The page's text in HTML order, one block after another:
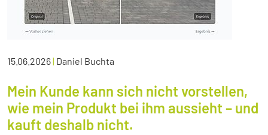
15.06.2026| Daniel Buchta
Mein Kunde kann sich nicht vorstellen,
wie mein Produkt bei ihm aussieht – und
kauft deshalb nicht.